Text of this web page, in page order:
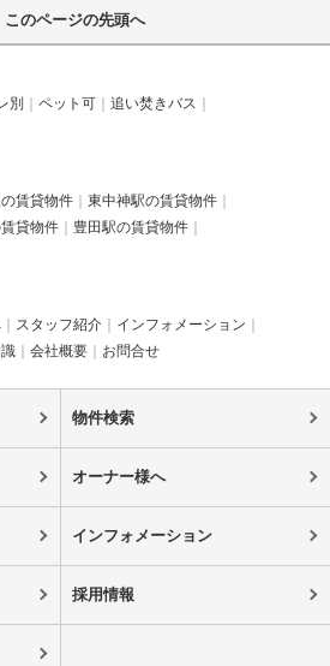
このページの先頭へ
別 ペット可
追い焚きバス
賃貸物件
東中神駅の賃貸物件
貸物件
豊田駅の賃貸物件
スタッフ紹介
インフォメーション
会社概要 お問合せ
物件検索
オーナー様へ
インフォメーション
採用情報